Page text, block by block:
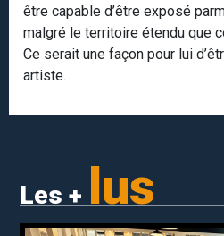
être capable d’être exposé
malgré le territoire étendu que
Ce serait une façon pour lui
artiste.
Les + lus